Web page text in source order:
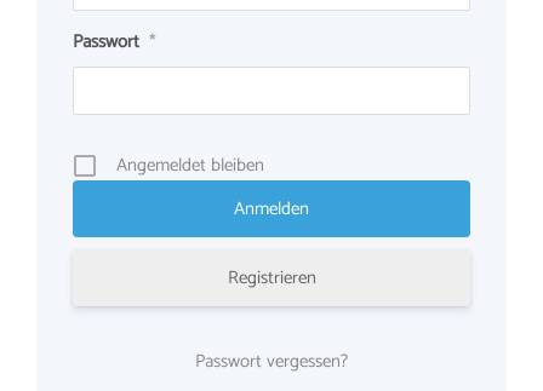
Passwort *
Angemeldet bleiben
Registrieren
Passwort vergessen?